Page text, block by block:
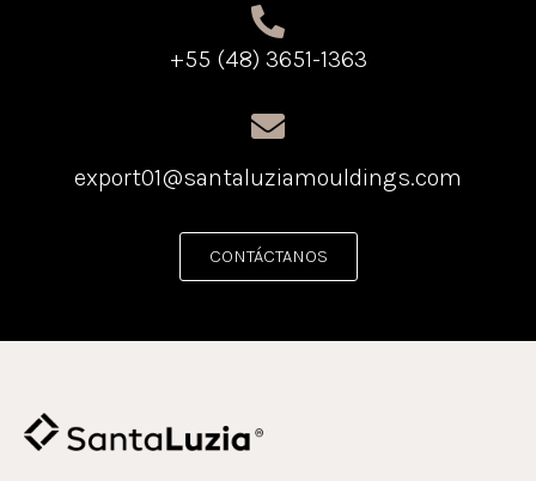
+55 (48) 3651-1363
export01@santaluziamouldings.com
CONTÁCTANOS